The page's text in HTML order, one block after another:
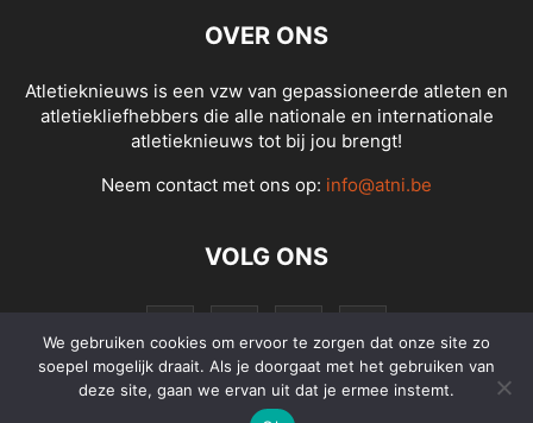
OVER ONS
Atletieknieuws is een vzw van gepassioneerde atleten en
atletiekliefhebbers die alle nationale en internationale
atletieknieuws tot bij jou brengt!
Neem contact met ons op: info@atni.be
VOLG ONS
We gebruiken cookies om ervoor te zorgen dat onze site zo
soepel mogelijk draait. Als je doorgaat met het gebruiken van
deze site, gaan we ervan uit dat je ermee instemt.